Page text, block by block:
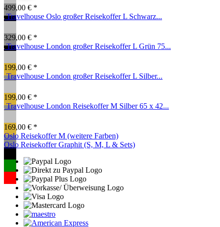
499,00 € *
Travelhouse Oslo großer Reisekoffer L Schwarz...
329,00 € *
Travelhouse London großer Reisekoffer L Grün 75...
199,00 € *
Travelhouse London großer Reisekoffer L Silber...
199,00 € *
Travelhouse London Reisekoffer M Silber 65 x 42...
169,00 € *
Oslo Reisekoffer M (weitere Farben)
Oslo Reisekoffer Graphit (S, M, L & Sets)